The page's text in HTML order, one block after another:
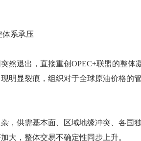
系承压
退出，直接重创OPEC+联盟的整体
明显裂痕，组织对于全球原油价格的
供需基本面、区域地缘冲突、各国
大，整体交易不确定性同步上升。